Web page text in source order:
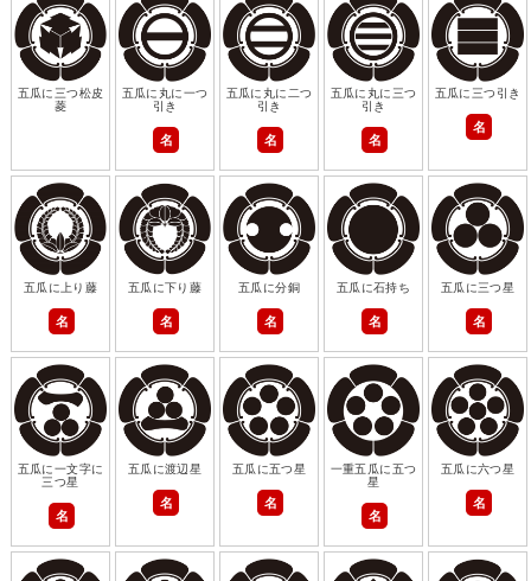
五瓜に三つ松皮
菱
五瓜に丸に一つ
引き
名
五瓜に丸に二つ
引き
名
五瓜に丸に三つ
引き
名
五瓜に三つ引き
名
五瓜に上り藤
名
五瓜に下り藤
名
五瓜に分銅
名
五瓜に石持ち
名
五瓜に三つ星
名
五瓜に一文字に
三つ星
名
五瓜に渡辺星
名
五瓜に五つ星
名
一重五瓜に五つ
星
名
五瓜に六つ星
名